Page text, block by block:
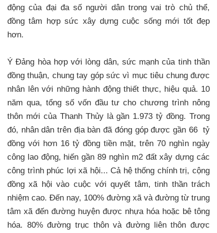
động của đại đa số người dân trong vai trò chủ thể,
đồng tâm hợp sức xây dựng cuộc sống mới tốt đẹp
hơn.
Ý Đảng hòa hợp với lòng dân, sức mạnh của tinh thần
đồng thuận, chung tay góp sức vì mục tiêu chung được
nhân lên với những hành động thiết thực, hiệu quả. 10
năm qua, tổng số vốn đầu tư cho chương trình nông
thôn mới của Thanh Thủy là gần 1.973 tỷ đồng. Trong
đó, nhân dân trên địa bàn đã đóng góp được gần 66 tỷ
đồng với hơn 16 tỷ đồng tiền mặt, trên 70 nghìn ngày
công lao động, hiến gần 89 nghìn m2 đất xây dựng các
công trình phúc lợi xã hội... Cả hệ thống chính trị, cộng
đồng xã hội vào cuộc với quyết tâm, tinh thần trách
nhiệm cao. Đến nay, 100% đường xã và đường từ trung
tâm xã đến đường huyện được nhựa hóa hoặc bê tông
hóa. 80% đường trục thôn và đường liên thôn được